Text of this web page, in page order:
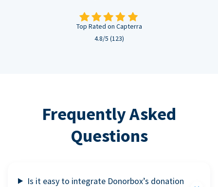
Top Rated on Capterra
4.8/5 (123)
Frequently Asked
Questions
Is it easy to integrate Donorbox’s donation